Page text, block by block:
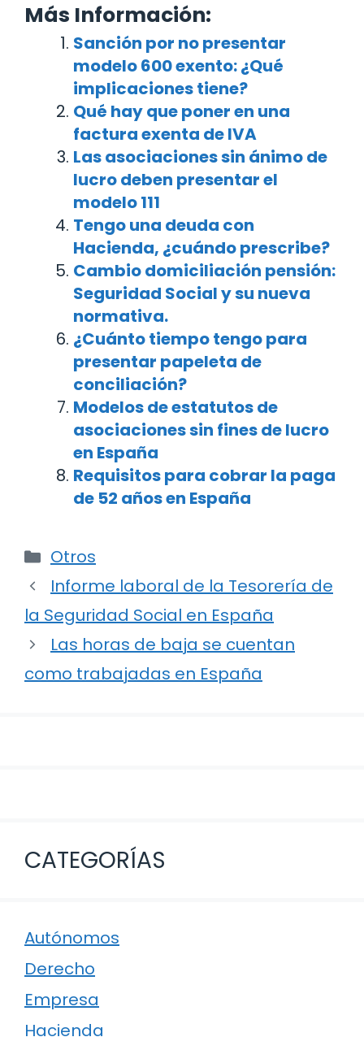
Más Información:
Sanción por no presentar
modelo 600 exento: ¿Qué
implicaciones tiene?
Qué hay que poner en una
factura exenta de IVA
Las asociaciones sin ánimo de
lucro deben presentar el
modelo 111
Tengo una deuda con
Hacienda, ¿cuándo prescribe?
Cambio domiciliación pensión:
Seguridad Social y su nueva
normativa.
¿Cuánto tiempo tengo para
presentar papeleta de
conciliación?
Modelos de estatutos de
asociaciones sin fines de lucro
en España
Requisitos para cobrar la paga
de 52 años en España
Categorías
Otros
Navegación
de
entradas
Informe laboral de la Tesorería de
la Seguridad Social en España
Las horas de baja se cuentan
como trabajadas en España
CATEGORÍAS
Autónomos
Derecho
Empresa
Hacienda